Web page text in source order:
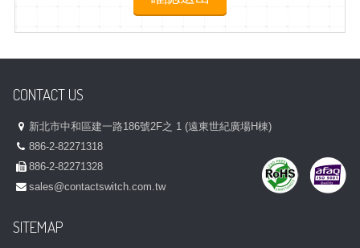
CONTACT US
新北市中和區建一路186號2F之 1 (遠東世紀廣場H棟)
886-2-82271318
886-2-82271328
sales@contactswitch.com.tw
SITEMAP